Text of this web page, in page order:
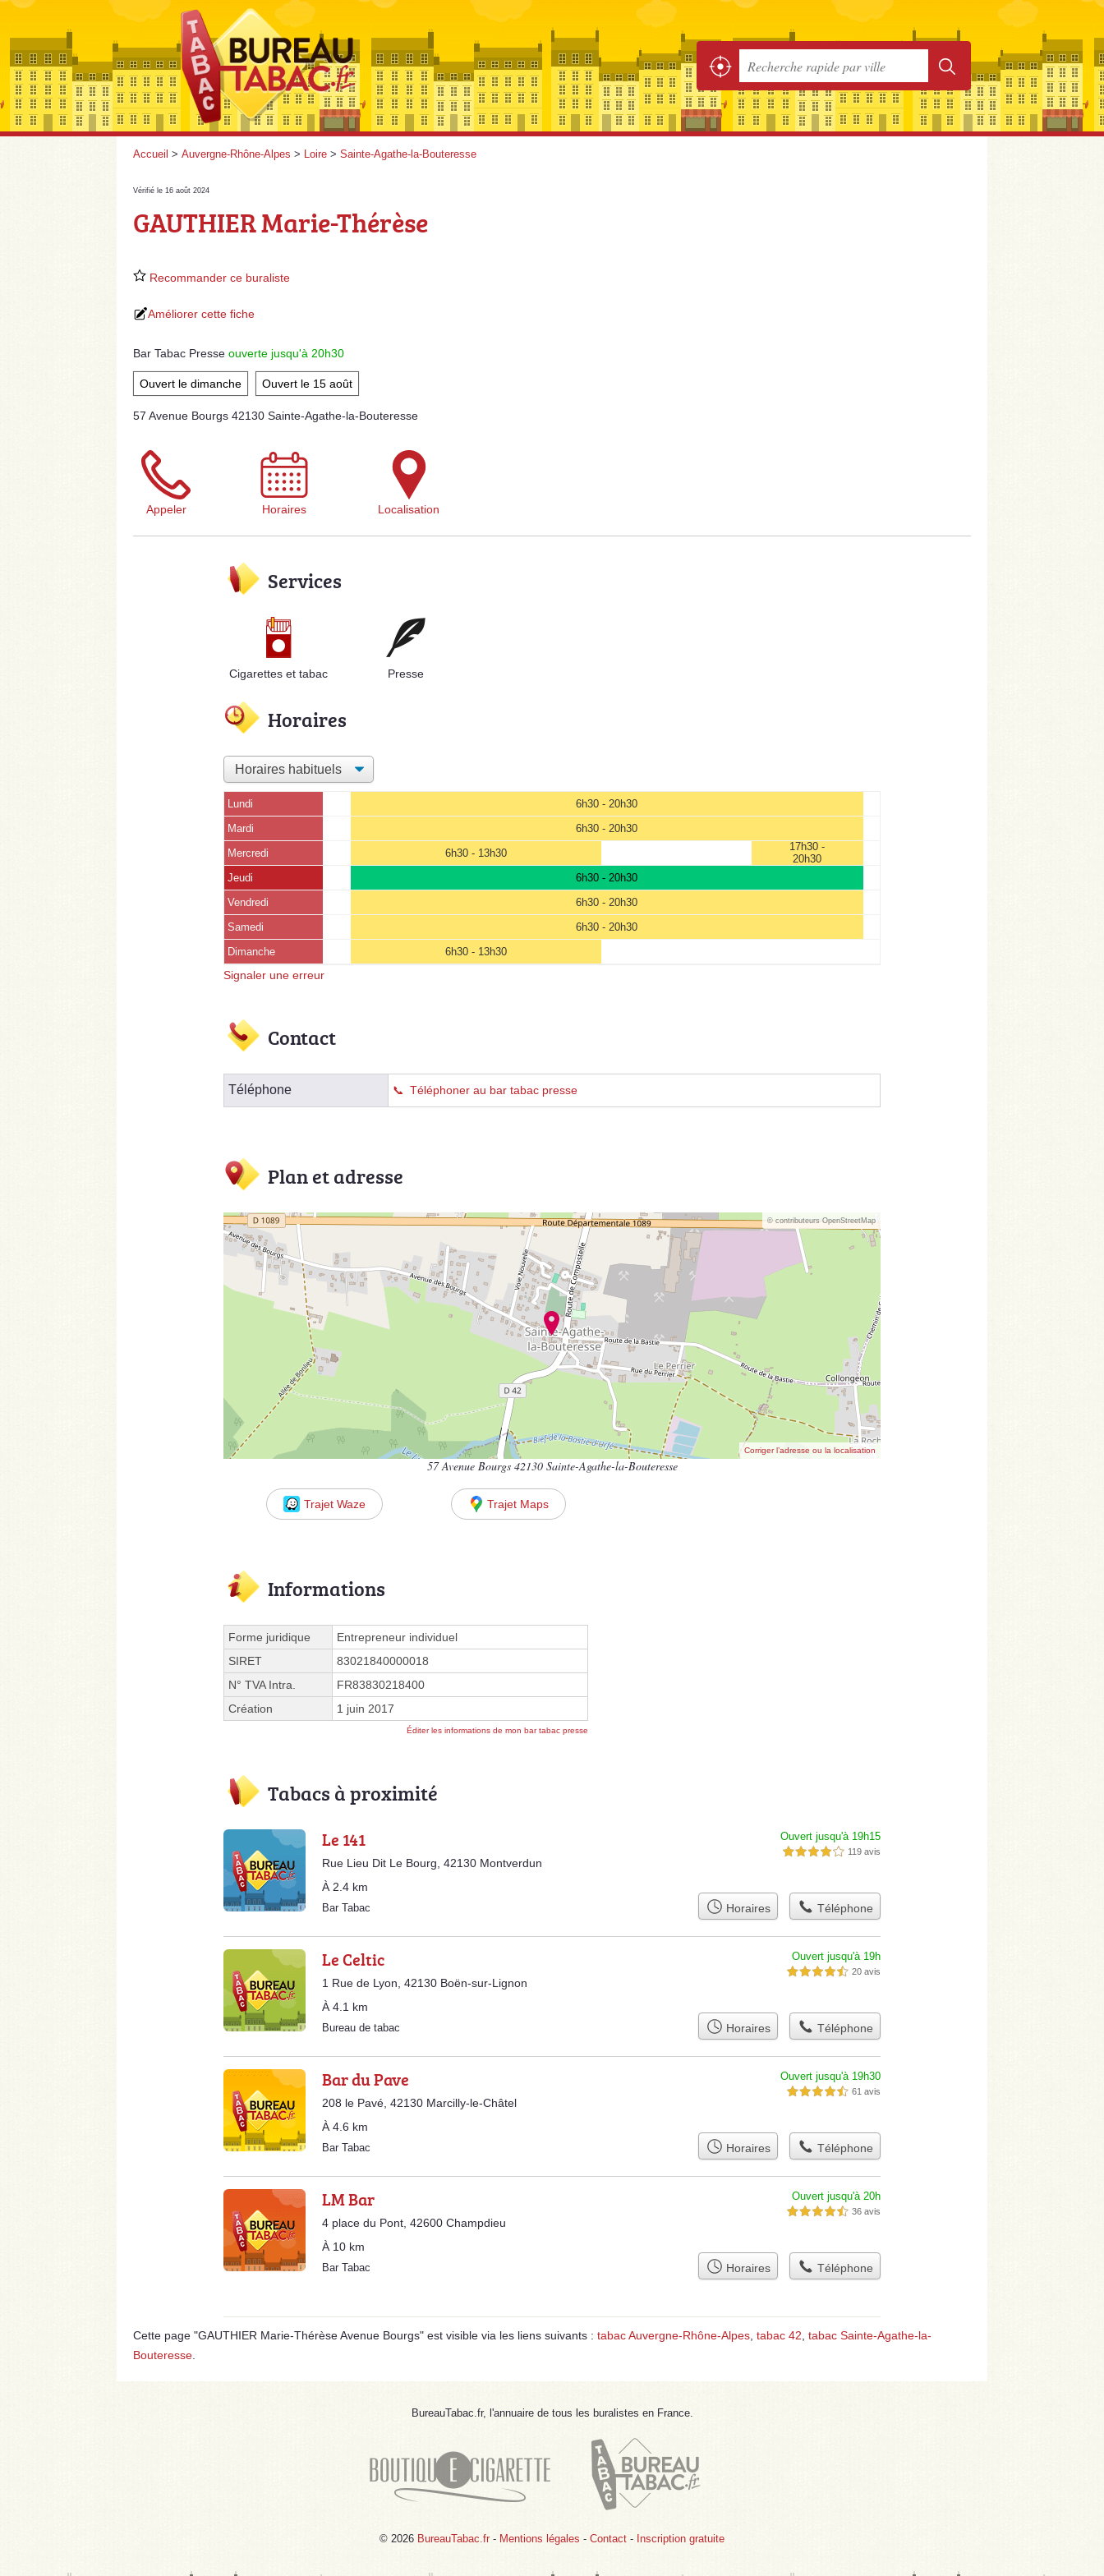
Accueil > Auvergne-Rhône-Alpes > Loire > Sainte-Agathe-la-Bouteresse
Vérifié le 16 août 2024
GAUTHIER Marie-Thérèse
Recommander ce buraliste
Améliorer cette fiche
Bar Tabac Presse ouverte jusqu'à 20h30
Ouvert le dimanche Ouvert le 15 août
57 Avenue Bourgs 42130 Sainte-Agathe-la-Bouteresse
Appeler Horaires Localisation
Services
Cigarettes et tabac Presse
Horaires
Lundi 6h30 - 20h30
Mardi 6h30 - 20h30
Mercredi 6h30 - 13h30
17h30 -
20h30
Jeudi
6h30 - 20h30
Vendredi 6h30 - 20h30
Samedi 6h30 - 20h30
Dimanche 6h30 - 13h30
Signaler une erreur
Contact
Téléphone Téléphoner au bar tabac presse
Plan et adresse
© contributeurs OpenStreetMap
Corriger l’adresse ou la localisation
57 Avenue Bourgs 42130 Sainte-Agathe-la-Bouteresse
Trajet Waze Trajet Maps
Informations
Forme juridique
Entrepreneur individuel
SIRET
83021840000018
N° TVA Intra.
FR83830218400
Création
1 juin 2017
Éditer les informations de mon bar tabac presse
Tabacs à proximité
Le 141
Rue Lieu Dit Le Bourg, 42130 Montverdun
À 2.4 km
Ouvert jusqu'à 19h15
4,0 étoiles sur 5 119 avis
Bar Tabac Horaires Téléphone
Le Celtic
1 Rue de Lyon, 42130 Boën-sur-Lignon
À 4.1 km
Ouvert jusqu'à 19h
4,5 étoiles sur 5 20 avis
Bureau de tabac Horaires Téléphone
Bar du Pave
208 le Pavé, 42130 Marcilly-le-Châtel
À 4.6 km
Ouvert jusqu'à 19h30
4,5 étoiles sur 5 61 avis
Bar Tabac Horaires Téléphone
LM Bar
4 place du Pont, 42600 Champdieu
À 10 km
Ouvert jusqu'à 20h
4,5 étoiles sur 5 36 avis
Bar Tabac Horaires Téléphone
Cette page "GAUTHIER Marie-Thérèse Avenue Bourgs" est visible via les liens suivants : tabac Auvergne-Rhône-Alpes tabac 42 tabac Sainte-Agathe-la-
Bouteresse
BureauTabac.fr, l'annuaire de tous les buralistes en France.
© 2026 BureauTabac.fr - Mentions légales - Contact - Inscription gratuite